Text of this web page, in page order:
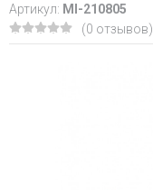
Артикул: MI-210805
(0 отзывов)